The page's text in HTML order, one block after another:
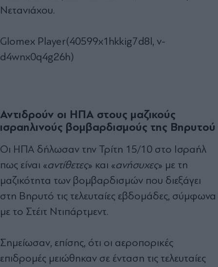
Νετανιάχου.
Glomex Player(40599x1hkkig7d8l, v-
d4wnx0q4g26h)
Αντιδρούν οι ΗΠΑ στους μαζικούς
ισραηλινούς βομβαρδισμούς της Βηρυτού
Οι ΗΠΑ δήλωσαν την Τρίτη 15/10 στο Ισραήλ
πως είναι «αντίθετες» και «ανήσυχες» με τη
μαζικότητα των βομβαρδισμών που διεξάγει
στη Βηρυτό τις τελευταίες εβδομάδες, σύμφωνα
με το Στέιτ Ντιπάρτμεντ.
Σημείωσαν, επίσης, ότι οι αεροπορικές
επιδρομές μειώθηκαν σε ένταση τις τελευταίες